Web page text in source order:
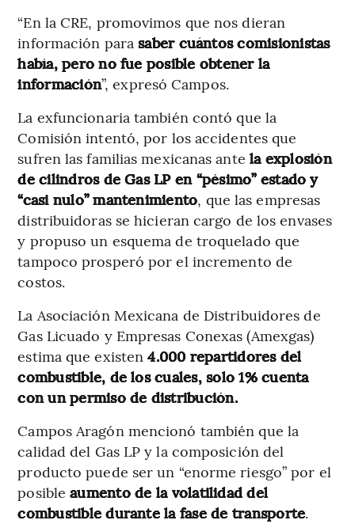
“En la CRE, promovimos que nos dieran
información parasaber cuántos comisionistas
había, pero no fue posible obtener la
información”, expresó Campos.
La exfuncionaria también contó que la
Comisión intentó, por los accidentes que
sufren las familias mexicanas ante la explosión
de cilindros de Gas LP en “pésimo” estado y
“casi nulo” mantenimiento, que las empresas
distribuidoras se hicieran cargo de los envases
y propuso un esquema de troquelado que
tampoco prosperó por el incremento de
costos.
La Asociación Mexicana de Distribuidores de
Gas Licuado y Empresas Conexas (Amexgas)
estima que existen4.000 repartidores del
combustible, de los cuales, solo 1% cuenta
con un permiso de distribución.
Campos Aragón mencionó también que la
calidad del Gas LP y la composición del
producto puede ser un “enorme riesgo” por el
posibleaumento de la volatilidad del
combustible durante la fase de transporte.